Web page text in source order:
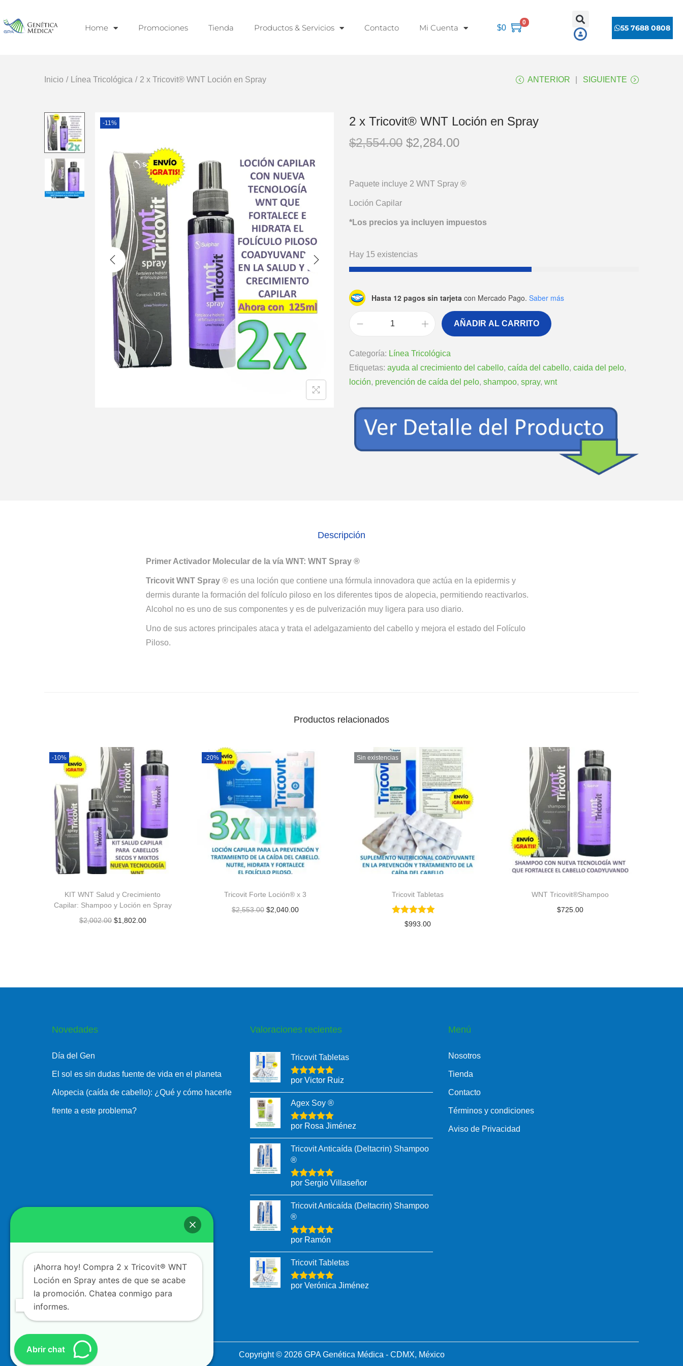
Home Promociones Tienda Productos & Servicios Contacto Mi Cuenta $0
0
55 7688 0808
Inicio / Línea Tricológica / 2 x Tricovit® WNT Loción en Spray ANTERIOR SIGUIENTE
-11%
2 x Tricovit® WNT Loción en Spray
$2,554.00 $2,284.00
Paquete incluye 2 WNT Spray ®
Loción Capilar
*Los precios ya incluyen impuestos
Hay 15 existencias
Hasta 12 pagos sin tarjeta con Mercado Pago. Saber más
AÑADIR AL CARRITO
Categoría: Línea Tricológica
Etiquetas: ayuda al crecimiento del cabello, caída del cabello, caida del pelo,
loción, prevención de caída del pelo, shampoo, spray, wnt
Descripción
Primer Activador Molecular de la vía WNT: WNT Spray ®
Tricovit WNT Spray ® es una loción que contiene una fórmula innovadora que actúa en la epidermis y
dermis durante la formación del folículo piloso en los diferentes tipos de alopecia, permitiendo reactivarlos.
Alcohol no es uno de sus componentes y es de pulverización muy ligera para uso diario.
Uno de sus actores principales ataca y trata el adelgazamiento del cabello y mejora el estado del Folículo
Piloso.
Productos relacionados
-10%
KIT WNT Salud y Crecimiento
Capilar: Shampoo y Loción en Spray
$2,002.00 $1,802.00
-20%
Tricovit Forte Loción® x 3
$2,553.00 $2,040.00
Sin existencias
Tricovit Tabletas
$993.00
WNT Tricovit®Shampoo
$725.00
Novedades
Día del Gen
El sol es sin dudas fuente de vida en el planeta
Alopecia (caída de cabello): ¿Qué y cómo hacerle
frente a este problema?
Valoraciones recientes
Tricovit Tabletas
por Victor Ruiz
Agex Soy ®
por Rosa Jiménez
Tricovit Anticaída (Deltacrin) Shampoo
®
por Sergio Villaseñor
Tricovit Anticaída (Deltacrin) Shampoo
®
por Ramón
Tricovit Tabletas
por Verónica Jiménez
Menú
Nosotros
Tienda
Contacto
Términos y condiciones
Aviso de Privacidad
Copyright © 2026 GPA Genética Médica - CDMX, México
¡Ahorra hoy! Compra 2 x Tricovit® WNT
Loción en Spray antes de que se acabe
la promoción. Chatea conmigo para
informes.
Abrir chat